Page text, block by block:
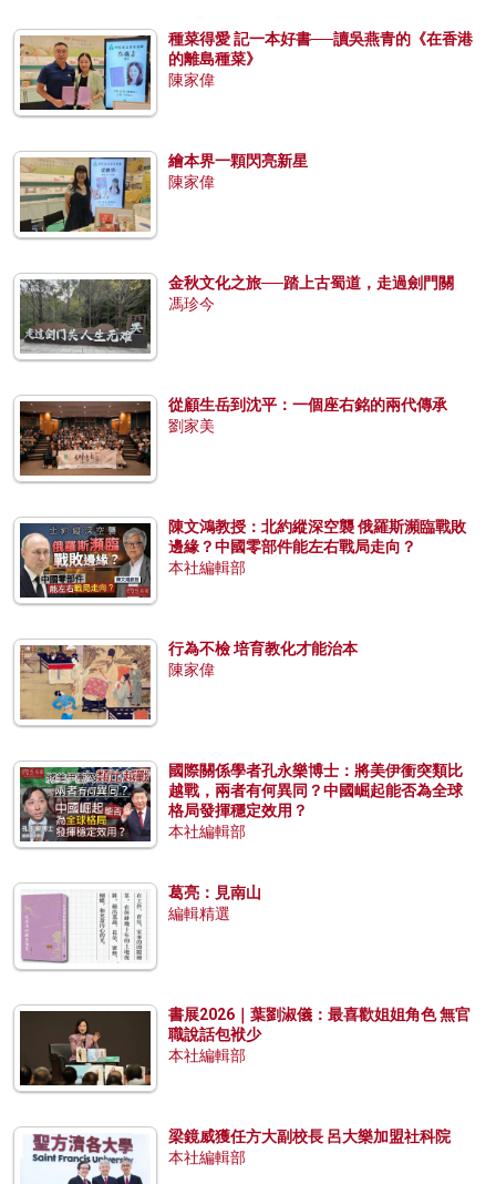
種菜得愛 記一本好書──讀吳燕青的《在香港
的離島種菜》
陳家偉
繪本界一顆閃亮新星
陳家偉
金秋文化之旅──踏上古蜀道，走過劍門關
馮珍今
從顧生岳到沈平：一個座右銘的兩代傳承
劉家美
陳文鴻教授：北約縱深空襲 俄羅斯瀕臨戰敗
邊緣？中國零部件能左右戰局走向？
本社編輯部
行為不檢 培育教化才能治本
陳家偉
國際關係學者孔永樂博士：將美伊衝突類比
越戰，兩者有何異同？中國崛起能否為全球
格局發揮穩定效用？
本社編輯部
葛亮：見南山
編輯精選
書展2026｜葉劉淑儀：最喜歡姐姐角色 無官
職說話包袱少
本社編輯部
梁鏡威獲任方大副校長 呂大樂加盟社科院
本社編輯部